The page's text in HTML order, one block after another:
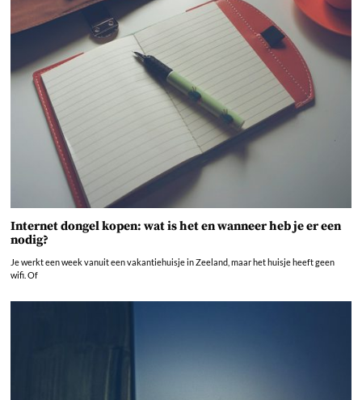
Internet dongel kopen: wat is het en wanneer heb je er een
nodig?
Je werkt een week vanuit een vakantiehuisje in Zeeland, maar het huisje heeft geen
wifi. Of